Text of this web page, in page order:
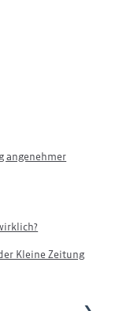
angenehmer
Kleine Zeitung